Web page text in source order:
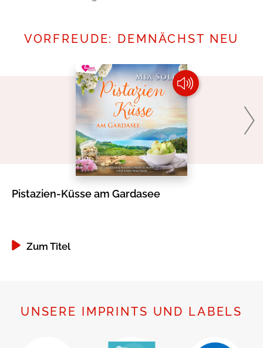
VORFREUDE: DEMNÄCHST NEU
Pistazien-Küsse am Gardasee
Zum Titel
UNSERE IMPRINTS UND LABELS